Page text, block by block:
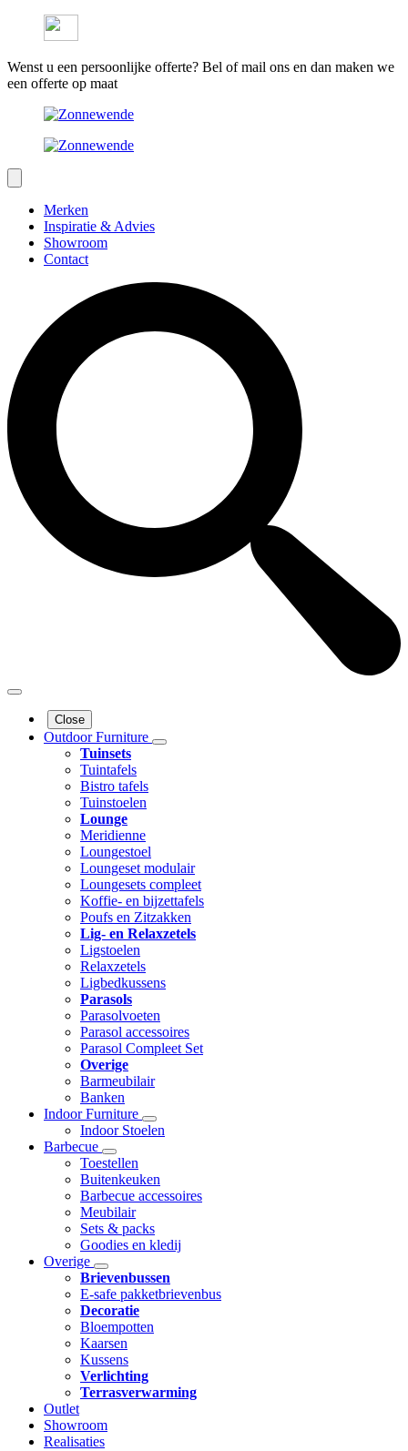
Wenst u een persoonlijke offerte? Bel of mail ons en dan maken we
een offerte op maat
Merken
Inspiratie & Advies
Showroom
Contact
Close
Outdoor Furniture
Tuinsets
Tuintafels
Bistro tafels
Tuinstoelen
Lounge
Meridienne
Loungestoel
Loungeset modulair
Loungesets compleet
Koffie- en bijzettafels
Poufs en Zitzakken
Lig- en Relaxzetels
Ligstoelen
Relaxzetels
Ligbedkussens
Parasols
Parasolvoeten
Parasol accessoires
Parasol Compleet Set
Overige
Barmeubilair
Banken
Indoor Furniture
Indoor Stoelen
Barbecue
Toestellen
Buitenkeuken
Barbecue accessoires
Meubilair
Sets & packs
Goodies en kledij
Overige
Brievenbussen
E-safe pakketbrievenbus
Decoratie
Bloempotten
Kaarsen
Kussens
Verlichting
Terrasverwarming
Outlet
Showroom
Realisaties